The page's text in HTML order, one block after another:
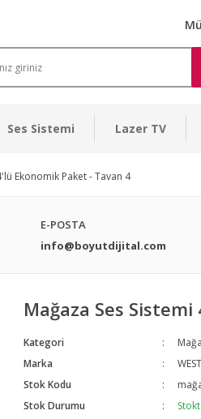
Ses Sistemi Lazer TV
Ekonomik Paket - Tavan 4
E-POSTA
info@boyutdijital.com
Mağaza Ses
Kategori
Marka
Stok Kodu
Stok Durumu